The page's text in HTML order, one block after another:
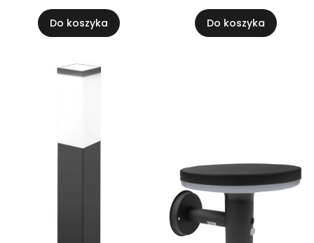
Do koszyka Do koszyka